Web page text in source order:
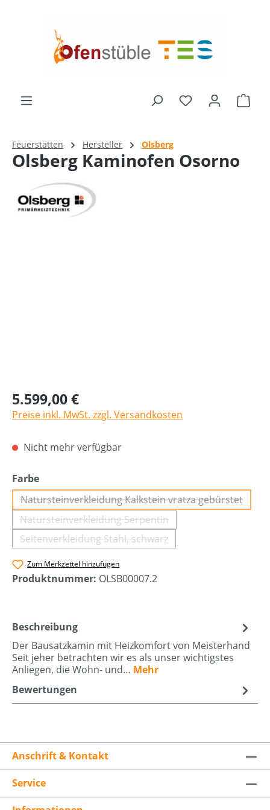
Du hast 0
Feuerstätten Hersteller Olsberg
Olsberg Kaminofen Osorno
5.599,00 €
Preise inkl. MwSt. zzgl. Versandkosten
Nicht mehr verfügbar
Farbeauswählen
Natursteinverkleidung Kalkstein vratza gebürstet
(Diese Option ist zurzeit nicht
Natursteinverkleidung Serpentin(Diese Option ist zurzeit nicht verfügbar.)
Seitenverkleidung Stahl, schwarz(Diese Option ist zurzeit nicht verfügbar.)
Zum Merkzettel hinzufügen
Produktnummer: OLSB00007.2
Beschreibung
Der Bausatzkamin mit Heizkomfort von Meisterhand
Seit jeher betrachten wir es als unser wichtigstes
Anliegen, die Wohn- und… Mehr
Bewertungen
Anschrift & Kontakt
Service